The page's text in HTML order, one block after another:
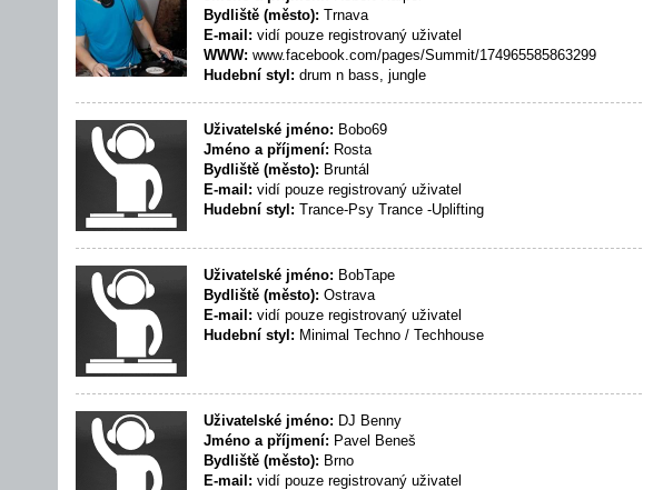
Bydliště (město): Trnava
E-mail: vidí pouze registrovaný uživatel
WWW: www.facebook.com/pages/Summit/174965585863299
Hudební styl: drum n bass, jungle
Uživatelské jméno: Bobo69
Jméno a příjmení: Rosta
Bydliště (město): Bruntál
E-mail: vidí pouze registrovaný uživatel
Hudební styl: Trance-Psy Trance -Uplifting
Uživatelské jméno: BobTape
Bydliště (město): Ostrava
E-mail: vidí pouze registrovaný uživatel
Hudební styl: Minimal Techno / Techhouse
Uživatelské jméno: DJ Benny
Jméno a příjmení: Pavel Beneš
Bydliště (město): Brno
E-mail: vidí pouze registrovaný uživatel